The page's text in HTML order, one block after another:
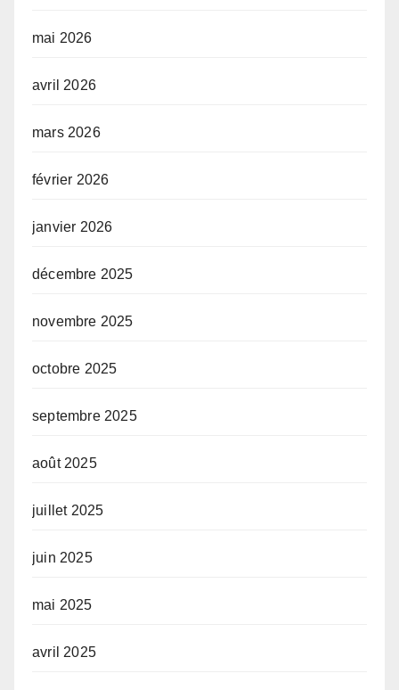
mai 2026
avril 2026
mars 2026
février 2026
janvier 2026
décembre 2025
novembre 2025
octobre 2025
septembre 2025
août 2025
juillet 2025
juin 2025
mai 2025
avril 2025